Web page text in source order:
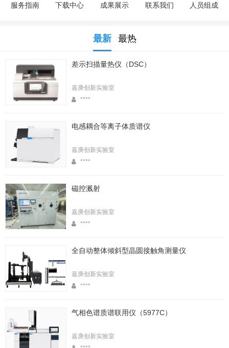
服务指南
下载中心 成果展示 联系我们 人员组成
最新 最热
差示扫描量热仪（DSC）
嘉庚创新实验室
****
电感耦合等离子体质谱仪
嘉庚创新实验室
****
磁控溅射
嘉庚创新实验室
****
全自动整体倾斜型晶圆接触角测量仪
嘉庚创新实验室
****
气相色谱质谱联用仪（5977C）
嘉庚创新实验室